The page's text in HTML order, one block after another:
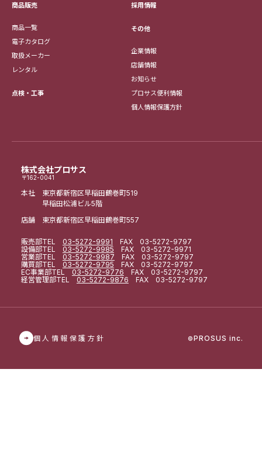
株式会社プロサス
〒162-0041
本社 東京都新宿区早稲田鶴巻町519
早稲田松浦ビル5階
店舗 東京都新宿区早稲田鶴巻町557
販売部TEL 03-5272-9991 FAX 03-5272-9797
設備部TEL 03-5272-9985 FAX 03-5272-9971
営業部TEL 03-5272-9987 FAX 03-5272-9797
購買部TEL 03-5272-9795 FAX 03-5272-9797
EC事業部TEL 03-5272-9776 FAX 03-5272-9797
経営管理部TEL 03-5272-9876 FAX 03-5272-9797
商品販売
商品一覧
電子カタログ
取扱メーカー
レンタル
点検・工事
採用情報
その他
企業情報
店舗情報
お知らせ
プロサス便利情報
個人情報保護方針
個人情報保護方針 ©PROSUS inc.